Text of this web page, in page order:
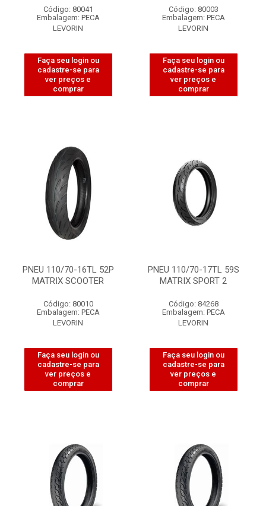
Código: 80041
Embalagem: PECA
LEVORIN
Faça seu login ou
cadastre-se para
ver preços e
comprar
Código: 80003
Embalagem: PECA
LEVORIN
Faça seu login ou
cadastre-se para
ver preços e
comprar
PNEU 110/70-16TL 52P
MATRIX SCOOTER
Código: 80010
Embalagem: PECA
LEVORIN
Faça seu login ou
cadastre-se para
ver preços e
comprar
PNEU 110/70-17TL 59S
MATRIX SPORT 2
Código: 84268
Embalagem: PECA
LEVORIN
Faça seu login ou
cadastre-se para
ver preços e
comprar